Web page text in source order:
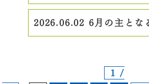
2026.06.02 6月の主とな
1 /